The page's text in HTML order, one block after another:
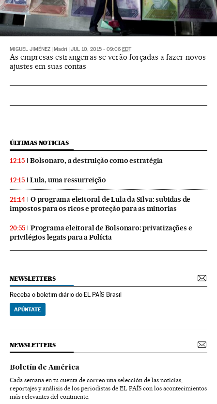
MIGUEL JIMÉNEZ Madri JUL 10, 2015 - 09:06 EDT
As empresas estrangeiras se verão forçadas a fazer novos
ajustes em suas contas
ÚLTIMAS NOTICIAS
12:15 Bolsonaro, a destruição como estratégia
12:15 Lula, uma ressurreição
21:14
O programa eleitoral de Lula da Silva: subidas de
impostos para os ricos e proteção para as minorias
20:55
Programa eleitoral de Bolsonaro: privatizações e
privilégios legais para a Polícia
NEWSLETTERS
Receba o boletim diário do EL PAÍS Brasil
APÚNTATE
NEWSLETTERS
Boletín de América
Cada semana en tu cuenta de correo una selección de las noticias,
reportajes y análisis de los periodistas de EL PAÍS con los acontecimientos
más relevantes del continente.